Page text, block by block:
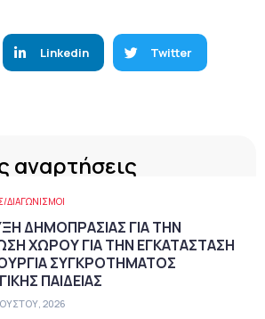
Linkedin Twitter
αναρτήσεις
ΔΙΑΓΩΝΙΣΜΟΊ
ΔΗΜΟΠΡΑΣΙΑΣ ΓΙΑ ΤΗΝ
ΧΩΡΟΥ ΓΙΑ ΤΗΝ ΕΓΚΑΤΑΣΤΑΣΗ
ΣΥΓΚΡΟΤΗΜΑΤΟΣ
ΠΑΙΔΕΙΑΣ
2026